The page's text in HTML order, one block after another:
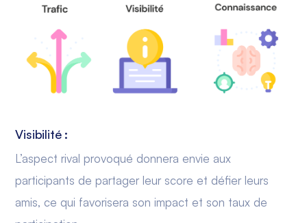
Visibilité :
L’aspect rival provoqué donnera envie aux
participants de partager leur score et défier leurs
amis, ce qui favorisera son impact et son taux de